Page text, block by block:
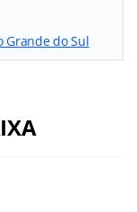
Grande do Sul